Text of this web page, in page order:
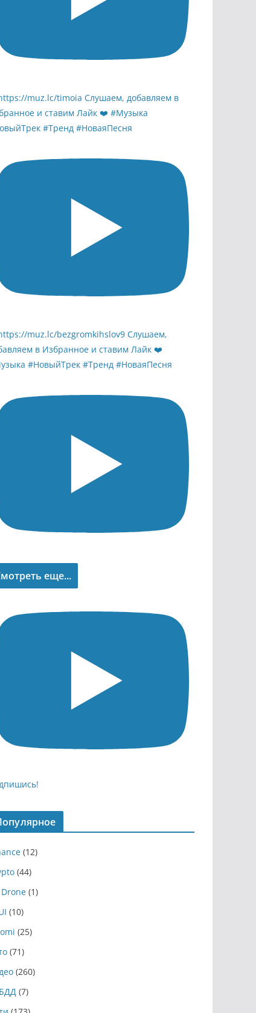
еще...
(12)
(44)
Drone (1)
(10)
(25)
(71)
(260)
(7)